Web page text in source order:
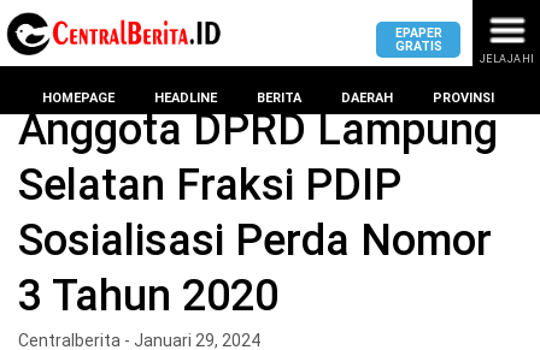
MASUK
KOTA
DPRD
LAMPUNG
EPAPER
GRATIS
JELAJAHI
HOMEPAGE HEADLINE BERITA DAERAH PROVINSI
Anggota DPRD Lampung
Selatan Fraksi PDIP
Sosialisasi Perda Nomor
3 Tahun 2020
Centralberita - Januari 29, 2024